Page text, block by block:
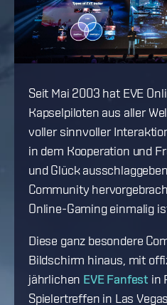
Seit Mai 2003 hat EVE
Kapselpiloten aus aller
voller sinnvoller
in dem Kooperation und
und Glück
Community
Online-Gaming einmalig
Diese ganz besondere
Bildschirm hinaus, mit
jährlichen EVE Fanfest in
Spielertreffen in Las